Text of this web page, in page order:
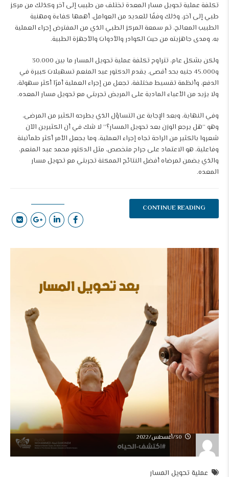
تكلفة عملية تحويل مسار المعدة تختلف من طبيب إلى آخر وكذلك من مركز
طبي إلى آخر، وذلك وفقًا للعديد من العوامل، أهمها كفاءة ومهنية
الطبيب المعالج، ثم سمعة المركز الطبي الذي من المفترض إجراء العملية
به، ومدى جاهزيته من حيث الكوادر والأدوات والأجهزة الطبية.
ولكن بشكل عام، تتراوح تكلفة عملية تحويل المسار ما بين 30.000
و45.000 جنيه بحد أقصى. يقدم الدكتور عبد المنعم تسهيلات كبيرة في
الدفع، وأنظمة تقسيط مختلفة، تجعل من إجراء العملية أمرًا أكثر سهولة،
ولا يزيد من الأعباء المادية على المريض تجربتي مع تحويل مسار المعده.
وفي النهاية، وبعد الإجابة عن التساؤل الذي يطرحه الكثير من المرضى،
وهو “هل يرجع الوزن بعد تحويل المسار؟” لا شك في أن الكثيرين الآن
شعروا بالكثير من الراحة تجاه إجراء العملية، وما يجعل الأمر أكثر طمأنينة
وفاعلية، هو الاعتماد على جراح متخصص، مثل الدكتور محمد عبد المنعم،
والذي يضمن لمرضاه أفضل النتائج الممكنة تجربتي مع تحويل مسار
المعده.
CONTINUE READING
30/أغسطس/2022
عملية تحويل المسار